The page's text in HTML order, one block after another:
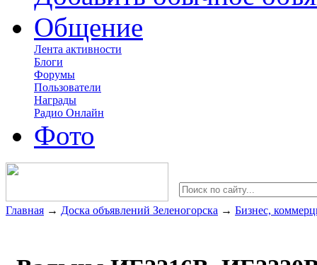
Общение
Лента активности
Блоги
Форумы
Пользователи
Награды
Радио Онлайн
Фото
Главная → Доска объявлений Зеленогорска → Бизнес,